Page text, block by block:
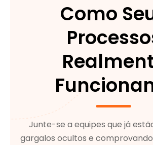
Como
Junte-se a equipes que já
gargalos ocultos e